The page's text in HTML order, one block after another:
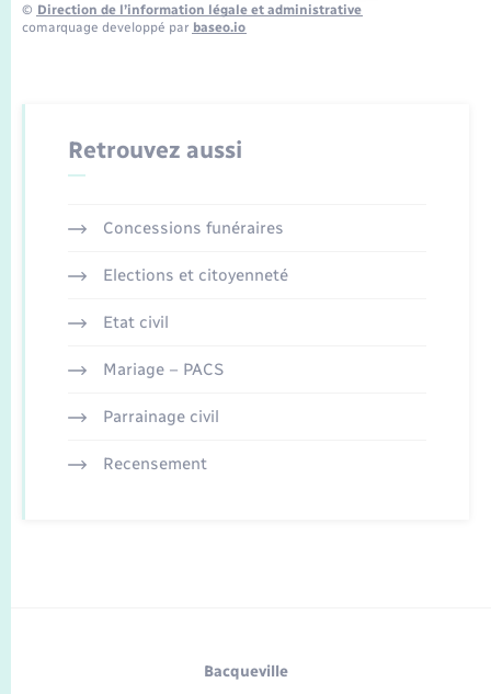
© Direction de l’information légale et administrative
comarquage developpé par baseo.io
Retrouvez aussi
Concessions funéraires
Elections et citoyenneté
Etat civil
Mariage – PACS
Parrainage civil
Recensement
Bacqueville